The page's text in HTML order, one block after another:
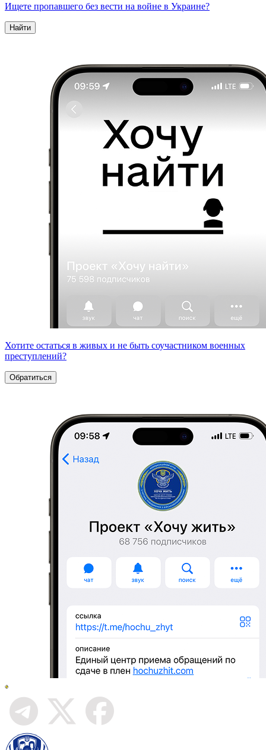
Ищете пропавшего без вести на войне в Украине?
Найти
Хотите остаться в живых и не быть соучастником военных
преступлений?
Обратиться